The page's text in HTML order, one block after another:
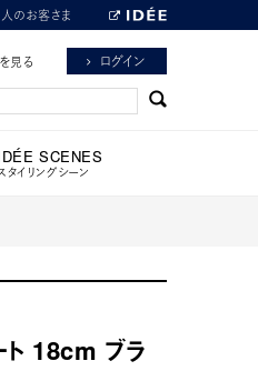
のお客さま
見る ログイン
SCENES
タイリングシーン
ト 18cm ブラ